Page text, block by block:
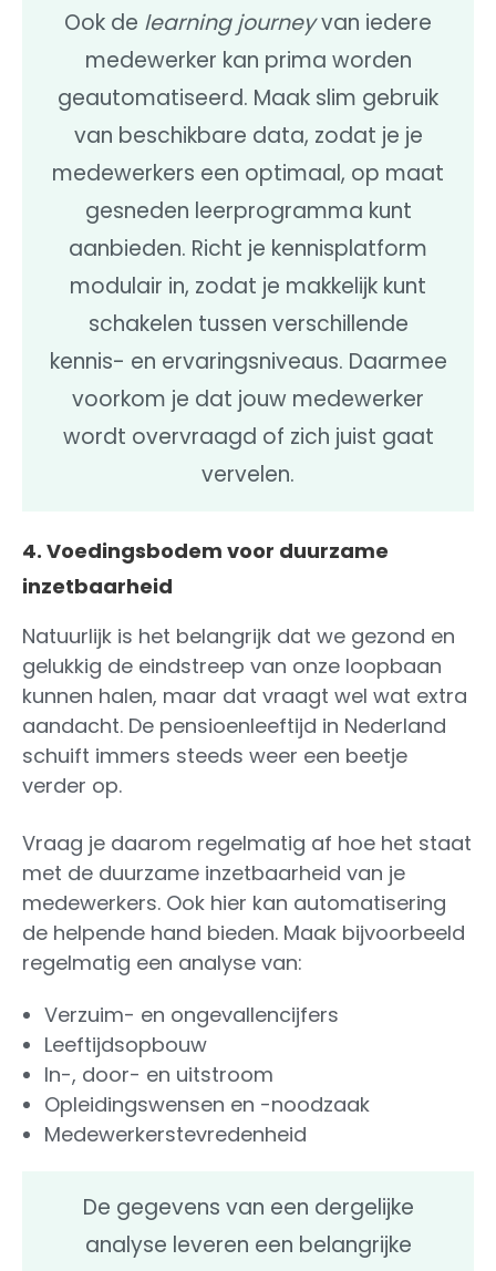
Ook de learning journeyvan iedere
medewerker kan prima worden
geautomatiseerd. Maak slim gebruik
van beschikbare data, zodat je je
medewerkers een optimaal, op maat
gesneden leerprogramma kunt
aanbieden. Richt je kennisplatform
modulair in, zodat je makkelijk kunt
schakelen tussen verschillende
kennis- en ervaringsniveaus. Daarmee
voorkom je dat jouw medewerker
wordt overvraagd of zich juist gaat
vervelen.
4. Voedingsbodem voor duurzame
inzetbaarheid
Natuurlijk is het belangrijk dat we gezond en
gelukkig de eindstreep van onze loopbaan
kunnen halen, maar dat vraagt wel wat extra
aandacht. De pensioenleeftijd in Nederland
schuift immers steeds weer een beetje
verder op.
Vraag je daarom regelmatig af hoe het staat
met de duurzame inzetbaarheid van je
medewerkers. Ook hier kan automatisering
de helpende hand bieden. Maak bijvoorbeeld
regelmatig een analyse van:
Verzuim- en ongevallencijfers
Leeftijdsopbouw
In-, door- en uitstroom
Opleidingswensen en -noodzaak
Medewerkerstevredenheid
De gegevens van een dergelijke
analyse leveren een belangrijke